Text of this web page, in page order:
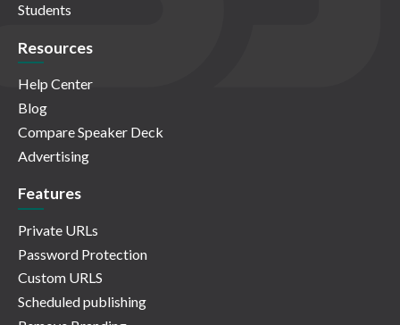
Students
Resources
Help Center
Blog
Compare Speaker Deck
Advertising
Features
Private URLs
Password Protection
Custom URLS
Scheduled publishing